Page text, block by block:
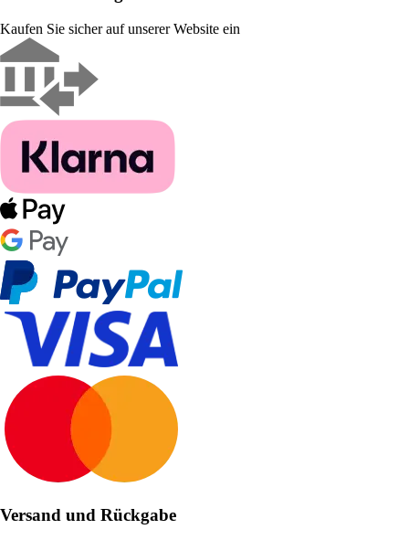
Kaufen Sie sicher auf unserer Website ein
Versand und Rückgabe